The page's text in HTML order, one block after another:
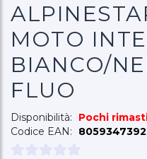
MOTO
BIANCO/
FLUO
Disponibilità:
Pochi
Codice EAN: